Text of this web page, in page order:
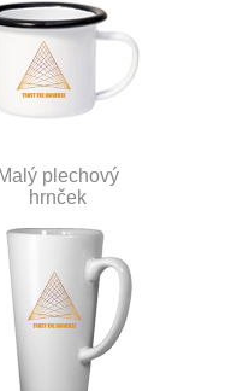
Malý plechový
hrnček